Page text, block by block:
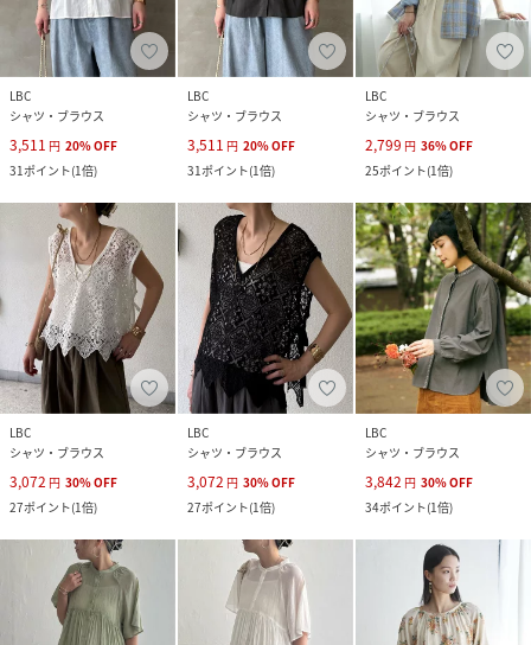
LBC
シャツ・ブラウス
3,511 円 20%OFF
31ポイント(1倍)
LBC
シャツ・ブラウス
3,511 円 20%OFF
31ポイント(1倍)
LBC
シャツ・ブラウス
2,799 円 36%OFF
25ポイント(1倍)
LBC
シャツ・ブラウス
3,072 円 30%OFF
27ポイント(1倍)
LBC
シャツ・ブラウス
3,072 円 30%OFF
27ポイント(1倍)
LBC
シャツ・ブラウス
3,842 円 30%OFF
34ポイント(1倍)